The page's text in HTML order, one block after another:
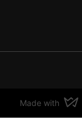
Made with